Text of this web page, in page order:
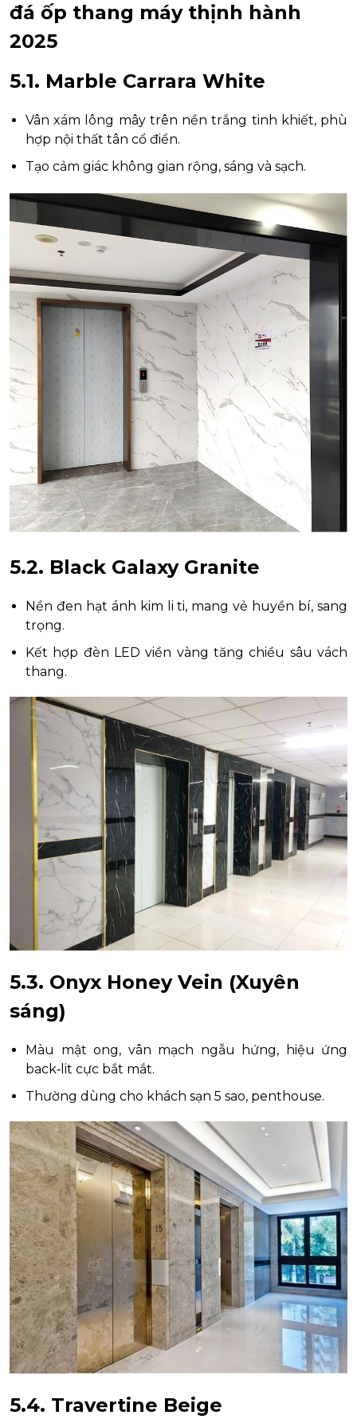
đá ốp thang máy thịnh hành
2025
5.1. Marble Carrara White
Vân xám lông mây trên nền trắng tinh khiết, phù
hợp nội thất tân cổ điển.
Tạo cảm giác không gian rộng, sáng và sạch.
5.2. Black Galaxy Granite
Nền đen hạt ánh kim li ti, mang vẻ huyền bí, sang
trọng.
Kết hợp đèn LED viền vàng tăng chiều sâu vách
thang.
5.3. Onyx Honey Vein (Xuyên
sáng)
Màu mật ong, vân mạch ngẫu hứng, hiệu ứng
back‑lit cực bắt mắt.
Thường dùng cho khách sạn 5 sao, penthouse.
5.4. Travertine Beige